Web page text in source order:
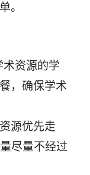
。
资源的学
，确保学术
源优先走
尽量不经过